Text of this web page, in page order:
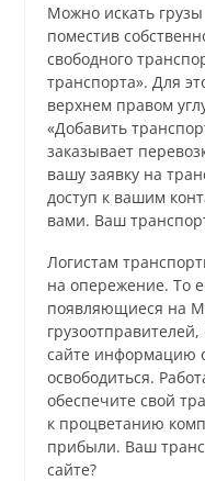
Можно искать
поместив
свободного
транспорта». Для
верхнем правом
«Добавить
заказывает
вашу заявку на
доступ к вашим
вами. Ваш
Логистам
на опережение. То
появляющиеся на
сайте информацию
освободиться.
обеспечите свой
к процветанию
прибыли. Ваш
сайте?